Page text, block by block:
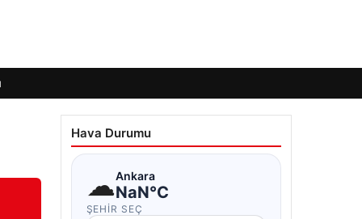
Hava Durumu
☁Ankara
NaN°C
ŞEHIR SEÇ